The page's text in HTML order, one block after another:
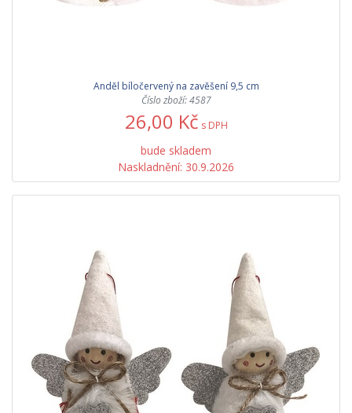
Anděl bíločervený na zavěšení 9,5 cm
Číslo zboží: 4587
26,00 Kč s DPH
bude skladem
Naskladnění: 30.9.2026